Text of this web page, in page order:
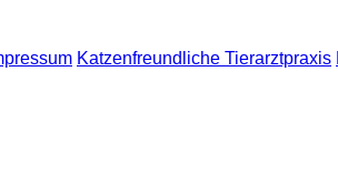
Katzenfreundliche Tierarztpraxis